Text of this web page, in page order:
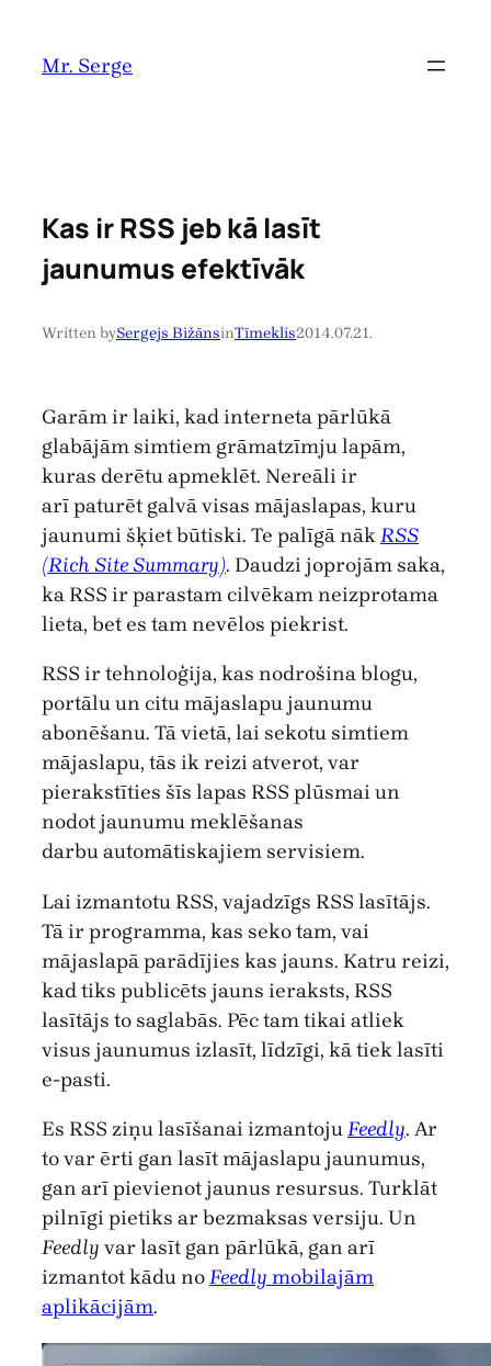
saturu
Mr. Serge
Kas ir RSS jeb kā lasīt
jaunumus efektīvāk
Written bySergejs BižānsinTīmeklis2014.07.21.
Garām ir laiki, kad interneta pārlūkā
glabājām simtiem grāmatzīmju lapām,
kuras derētu apmeklēt. Nereāli ir
arī paturēt galvā visas mājaslapas, kuru
jaunumi šķiet būtiski. Te palīgā nākRSS
(Rich Site Summary). Daudzi joprojām saka,
ka RSS ir parastam cilvēkam neizprotama
lieta, bet es tam nevēlos piekrist.
RSS ir tehnoloģija, kas nodrošina blogu,
portālu un citu mājaslapu jaunumu
abonēšanu. Tā vietā, lai sekotu simtiem
mājaslapu, tās ik reizi atverot, var
pierakstīties šīs lapas RSS plūsmai un
nodot jaunumu meklēšanas
darbu automātiskajiem servisiem.
Lai izmantotu RSS, vajadzīgs RSS lasītājs.
Tā ir programma, kas seko tam, vai
mājaslapā parādījies kas jauns. Katru reizi,
kad tiks publicēts jauns ieraksts, RSS
lasītājs to saglabās. Pēc tam tikai atliek
visus jaunumus izlasīt, līdzīgi, kā tiek lasīti
e-pasti.
Es RSS ziņu lasīšanai izmantojuFeedly. Ar
to var ērti gan lasīt mājaslapu jaunumus,
gan arī pievienot jaunus resursus. Turklāt
pilnīgi pietiks ar bezmaksas versiju. Un
Feedly var lasīt gan pārlūkā, gan arī
izmantot kādu noFeedly mobilajām
aplikācijām.